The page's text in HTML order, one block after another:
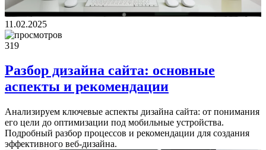
11.02.2025
319
Разбор дизайна сайта: основные
аспекты и рекомендации
Анализируем ключевые аспекты дизайна сайта: от понимания
его цели до оптимизации под мобильные устройства.
Подробный разбор процессов и рекомендации для создания
эффективного веб-дизайна.